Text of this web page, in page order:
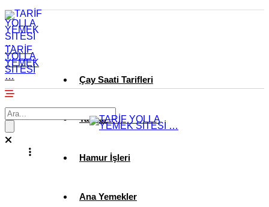
TARİF
YOLLA
YEMEK
SİTESİ
… Çay Saati Tarifleri
Tatlılar
Hamur İşleri
Ana Yemekler